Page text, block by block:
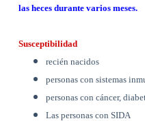
las heces durante varios meses.
Susceptibilidad
recién nacidos
personas con sistemas
personas con cáncer,
Las personas con SIDA